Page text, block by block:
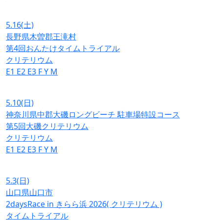
5.16(土)
長野県木曽郡王滝村
第4回おんたけタイムトライアル
クリテリウム
E1 E2 E3 FY M
5.10(日)
神奈川県中郡大磯ロングビーチ 駐車場特設コース
第5回大磯クリテリウム
クリテリウム
E1 E2 E3 FY M
5.3(日)
山口県山口市
2daysRace in きらら浜 2026( クリテリウム )
タイムトライアル